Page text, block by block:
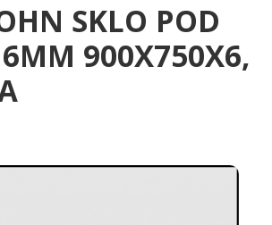
SKLO POD
900X750X6,